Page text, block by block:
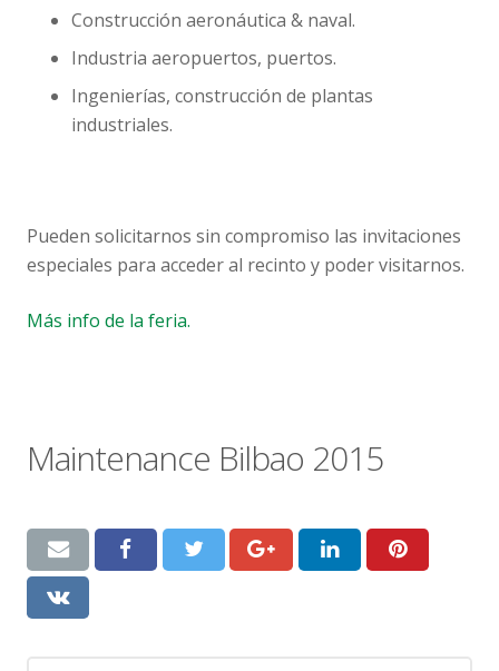
Construcción aeronáutica & naval.
Industria aeropuertos, puertos.
Ingenierías, construcción de plantas
industriales.
Pueden solicitarnos sin compromiso las invitaciones
especiales para acceder al recinto y poder visitarnos.
Más info de la feria.
Maintenance Bilbao 2015